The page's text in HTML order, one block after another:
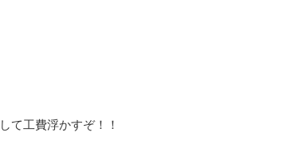
て工費浮かすぞ！！